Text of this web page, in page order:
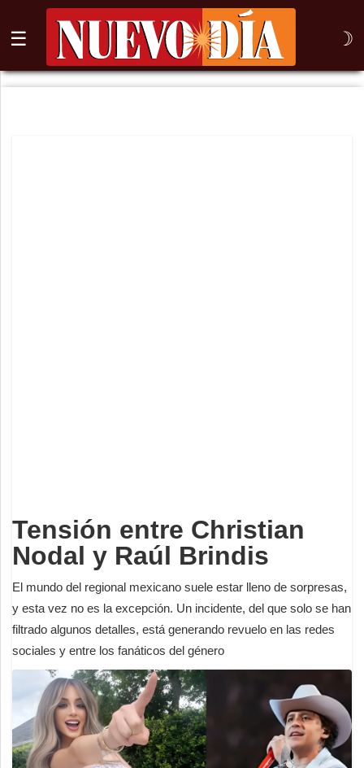
☰ ☽
⌕
Tensión entre Christian
Nodal y Raúl Brindis
El mundo del regional mexicano suele estar lleno de sorpresas,
y esta vez no es la excepción. Un incidente, del que solo se han
filtrado algunos detalles, está generando revuelo en las redes
sociales y entre los fanáticos del género